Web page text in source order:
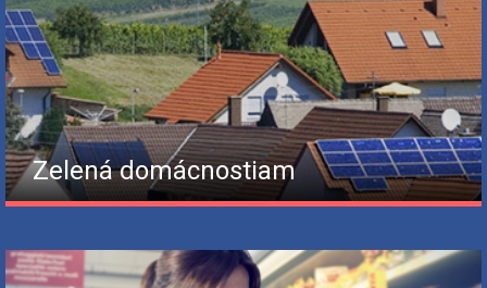
Zelená domácnostiam